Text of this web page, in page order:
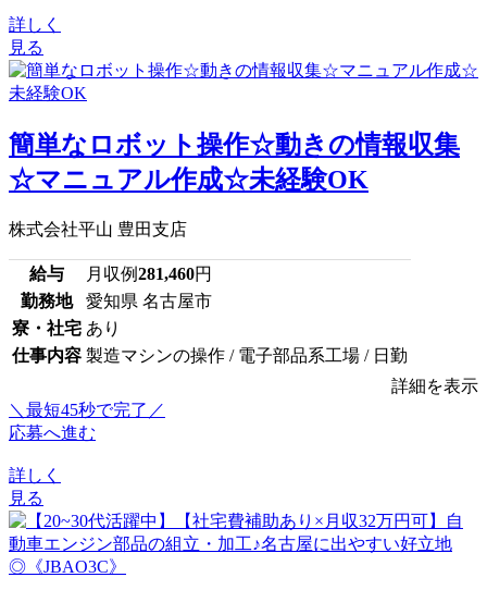
詳しく
見る
簡単なロボット操作☆動きの情報収集
☆マニュアル作成☆未経験OK
株式会社平山 豊田支店
給与 月収例281,460円
勤務地
愛知県 名古屋市
寮・社宅 あり
仕事内容 製造マシンの操作 / 電子部品系工場 / 日勤
詳細を表示
＼最短45秒で完了／
応募へ進む
詳しく
見る